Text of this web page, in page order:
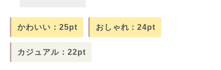
かわいい：25pt おしゃれ：24pt
カジュアル：22pt